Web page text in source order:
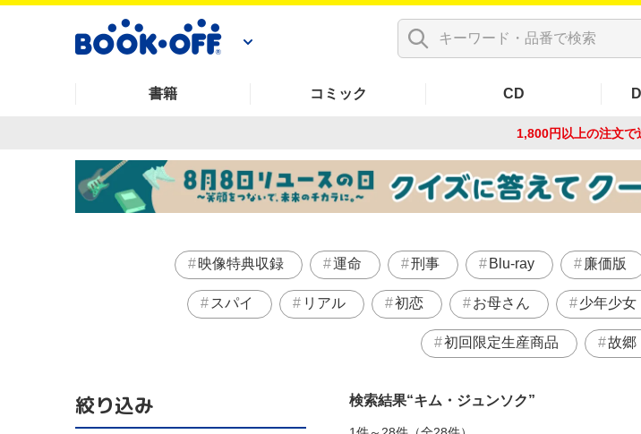
書籍 コミック CD
1,800円以上の注文で
映像特典収録 運命 刑事 Blu-ray 廉価版
スパイ リアル 初恋 お母さん 少年少女
初回限定生産商品 故郷
検索結果 キム・ジュンソク
絞り込み